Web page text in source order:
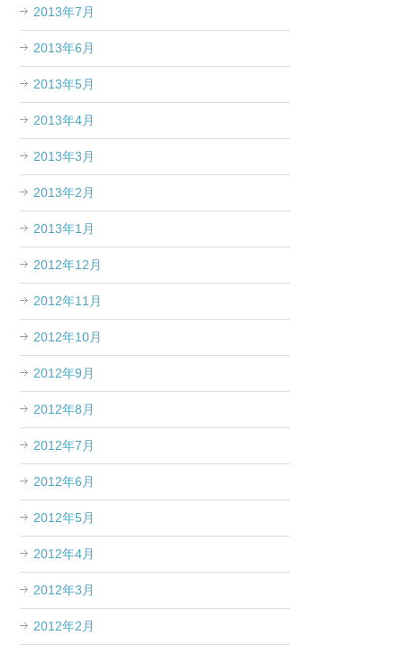
2013年7月
2013年6月
2013年5月
2013年4月
2013年3月
2013年2月
2013年1月
2012年12月
2012年11月
2012年10月
2012年9月
2012年8月
2012年7月
2012年6月
2012年5月
2012年4月
2012年3月
2012年2月